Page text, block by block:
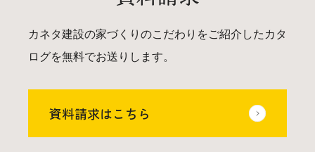
カネタ建設の家づくりのこだわりをご紹介したカタ
ログを無料でお送りします。
資料請求はこちら